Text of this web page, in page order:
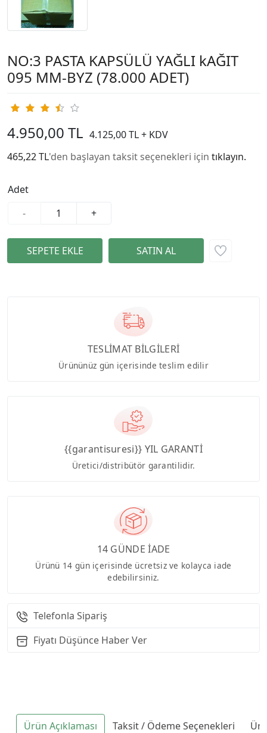
NO:3 PASTA KAPSÜLÜ YAĞLI kAĞIT
095 MM-BYZ (78.000 ADET)
4.950,00 TL 4.125,00 TL + KDV
465,22 TL'den başlayan taksit seçenekleri için tıklayın.
Adet
-
+
TESLİMAT BİLGİLERİ
Ürününüz gün içerisinde teslim edilir
{{garantisuresi}} YIL GARANTİ
Üretici/distribütör garantilidir.
14 GÜNDE İADE
Ürünü 14 gün içerisinde ücretsiz ve kolayca iade
edebilirsiniz.
Telefonla Sipariş
Fiyatı Düşünce Haber Ver
Ürün Açıklaması Taksit / Ödeme Seçenekleri